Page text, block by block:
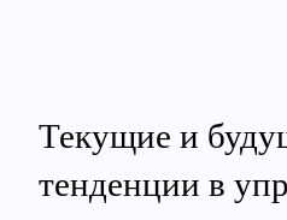
Текущие и
тенденции в